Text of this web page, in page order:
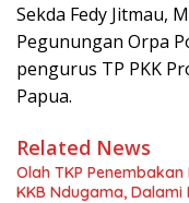
Sekda Fedy Jitmau,
Pegunungan Orpa
pengurus TP PKK
Papua.
Related News
Olah TKP
KKB Ndugama, Dalami